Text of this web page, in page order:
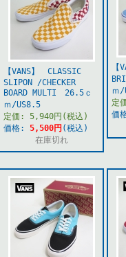
【VANS】 CLASSIC
SLIPON /CHECKER
BOARD MULTI 26.5ｃ
ｍ/US8.5
定価: 5,940円(税込)
価格: 5,500円 (税込)
在庫切れ
【
ｍ/
定
価